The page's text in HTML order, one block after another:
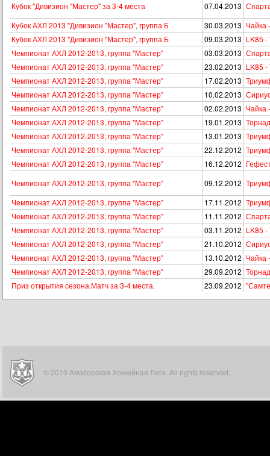
Кубок "Дивизион "Мастер" за 3-4 места
07.04.2013
Кубок АХЛ 2013 "Дивизион "Мастер", группа Б
30.03.2013 Чайка
Кубок АХЛ 2013 "Дивизион "Мастер", группа Б
09.03.2013 LK85
Чемпионат АХЛ 2012-2013, группа "Мастер"
03.03.2013
Чемпионат АХЛ 2012-2013, группа "Мастер"
23.02.2013 LK85
Чемпионат АХЛ 2012-2013, группа "Мастер"
17.02.2013
Чемпионат АХЛ 2012-2013, группа "Мастер"
10.02.2013
Чемпионат АХЛ 2012-2013, группа "Мастер"
02.02.2013 Чайка
Чемпионат АХЛ 2012-2013, группа "Мастер"
19.01.2013
Чемпионат АХЛ 2012-2013, группа "Мастер"
13.01.2013
Чемпионат АХЛ 2012-2013, группа "Мастер"
22.12.2012
Чемпионат АХЛ 2012-2013, группа "Мастер"
16.12.2012
Чемпионат АХЛ 2012-2013, группа "Мастер"
09.12.2012
Чемпионат АХЛ 2012-2013, группа "Мастер"
17.11.2012
Чемпионат АХЛ 2012-2013, группа "Мастер"
11.11.2012
Чемпионат АХЛ 2012-2013, группа "Мастер"
03.11.2012 LK85
Чемпионат АХЛ 2012-2013, группа "Мастер"
21.10.2012
Чемпионат АХЛ 2012-2013, группа "Мастер"
13.10.2012 Чайка
Чемпионат АХЛ 2012-2013, группа "Мастер"
29.09.2012
Приз открытия сезона.Матч за 3-4 места.
23.09.2012
© 2010 Аматорская Хоккейная Лига. All rights reserved.